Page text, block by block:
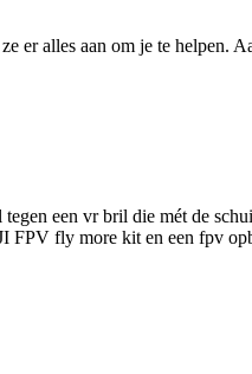
er alles aan om je te helpen.
een vr bril die mét de
FPV fly more kit en een fpv